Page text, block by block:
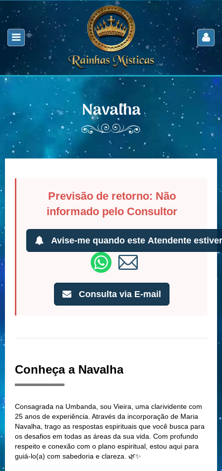
Navalha
Previsão de retorno: Não
informado pelo Consultor
Avise-me quando este Atendente
Consulta via E-mail
Conheça a Navalha
Consagrada na Umbanda, sou Vieira, uma clarividente com
25 anos de experiência. Através da incorporação de Maria
Navalha, trago as respostas espirituais que você busca para
os desafios em todas as áreas da sua vida. Com profundo
respeito e conexão com o plano espiritual, estou aqui para
guiá-lo(a) com sabedoria e clareza. 🌿✨